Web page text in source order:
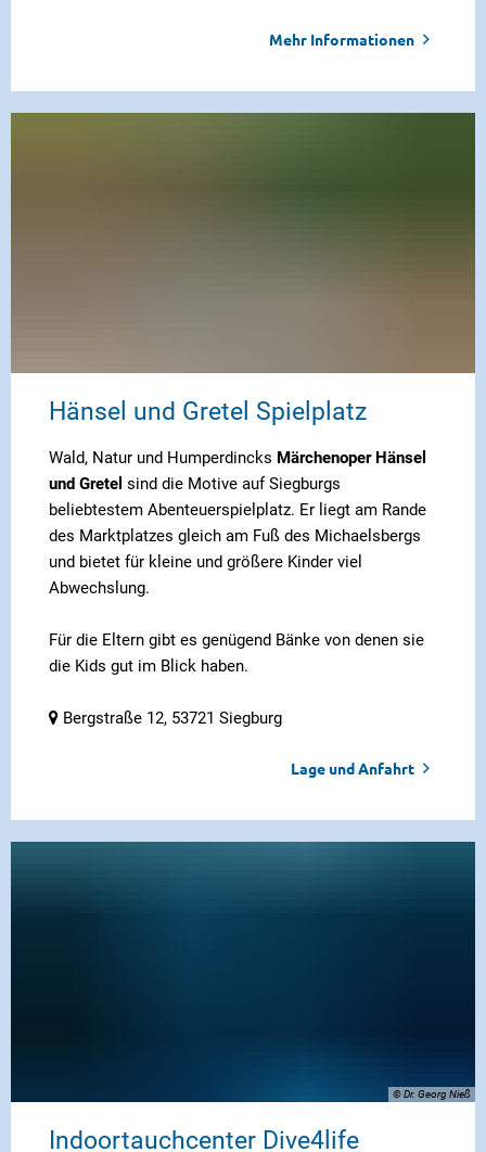
Mehr Informationen
Hänsel und Gretel Spielplatz
Wald, Natur und Humperdincks Märchenoper Hänsel
und Gretel sind die Motive auf Siegburgs
beliebtestem Abenteuerspielplatz. Er liegt am Rande
des Marktplatzes gleich am Fuß des Michaelsbergs
und bietet für kleine und größere Kinder viel
Abwechslung.
Für die Eltern gibt es genügend Bänke von denen sie
die Kids gut im Blick haben.
Bergstraße 12, 53721 Siegburg
Lage und Anfahrt
© Dr. Georg Nieß
Indoortauchcenter Dive4life